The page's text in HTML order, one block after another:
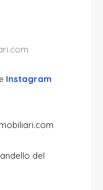
Instagram
del